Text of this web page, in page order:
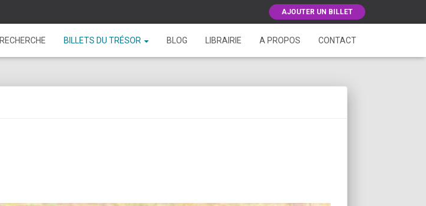
AJOUTER UN BILLET
RECHERCHE BILLETS DU TRÉSOR BLOG LIBRAIRIE A PROPOS CONTACT